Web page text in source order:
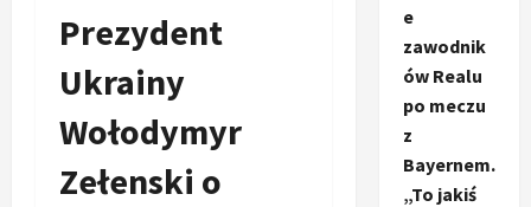
Prezydent
Ukrainy
Wołodymyr
Zełenski o
e
zawodnik
ów Realu
po meczu
z
Bayernem.
„To jakiś